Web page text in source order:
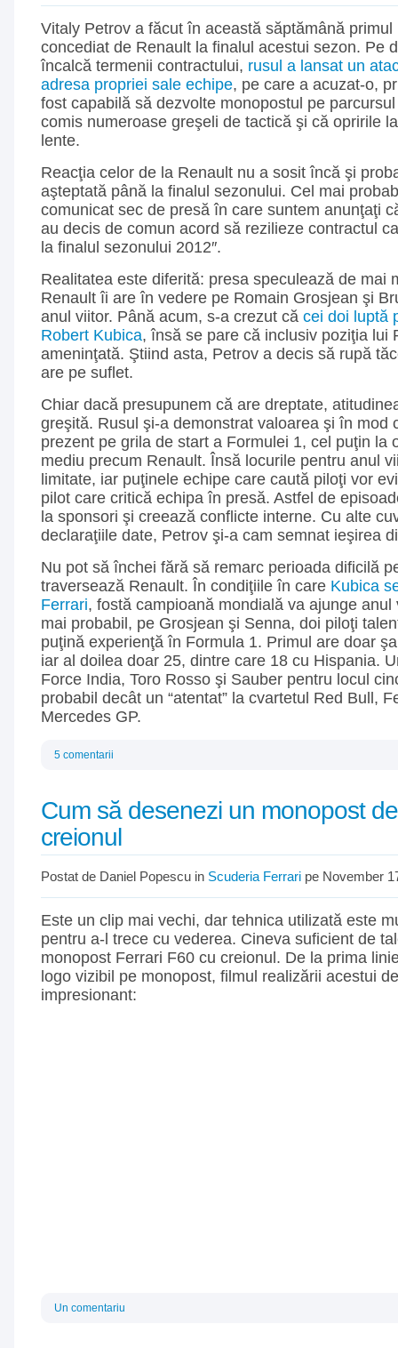
Vitaly Petrov a făcut în această săptămână primul
concediat de Renault la finalul acestui sezon. Pe
încalcă termenii contractului, rusul a lansat un
adresa propriei sale echipe, pe care a acuzat-o,
fost capabilă să dezvolte monopostul pe
comis numeroase greşeli de tactică şi că opririle
lente.
Reacţia celor de la Renault nu a sosit încă şi
aşteptată până la finalul sezonului. Cel mai
comunicat sec de presă în care suntem anunţaţi
au decis de comun acord să rezilieze contractul
la finalul sezonului 2012″.
Realitatea este diferită: presa speculează de mai
Renault îi are în vedere pe Romain Grosjean şi
anul viitor. Până acum, s-a crezut că cei doi luptă
Robert Kubica, însă se pare că inclusiv poziţia lui
ameninţată. Ştiind asta, Petrov a decis să rupă
are pe suflet.
Chiar dacă presupunem că are dreptate,
greşită. Rusul şi-a demonstrat valoarea şi în mod
prezent pe grila de start a Formulei 1, cel puţin la
mediu precum Renault. Însă locurile pentru anul
limitate, iar puţinele echipe care caută piloţi vor
pilot care critică echipa în presă. Astfel de
la sponsori şi creează conflicte interne. Cu alte
declaraţiile date, Petrov şi-a cam semnat ieşirea
Nu pot să închei fără să remarc perioada dificilă
traversează Renault. În condiţiile în care Kubica
Ferrari, fostă campioană mondială va ajunge
mai probabil, pe Grosjean şi Senna, doi piloţi
puţină experienţă în Formula 1. Primul are doar
iar al doilea doar 25, dintre care 18 cu Hispania.
Force India, Toro Rosso şi Sauber pentru locul
probabil decât un “atentat” la cvartetul Red Bull,
Mercedes GP.
5 comentarii
Cum să desenezi un monopost
creionul
Postat de Daniel Popescu in Scuderia Ferrari pe November
Este un clip mai vechi, dar tehnica utilizată este
pentru a-l trece cu vederea. Cineva suficient de
monopost Ferrari F60 cu creionul. De la prima
logo vizibil pe monopost, filmul realizării acestui
impresionant:
Un comentariu